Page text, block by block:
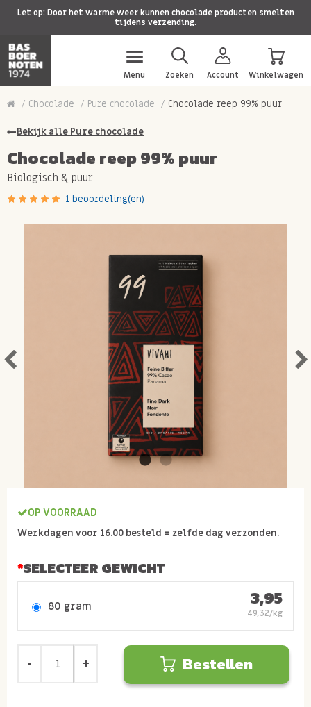
Let op: Door het warme weer kunnen chocolade producten smelten
tijdens verzending.
Menu Zoeken Account Winkelwagen
Chocolade Pure chocolade Chocolade reep 99% puur
Bekijk alle Pure chocolade
Chocolade reep 99% puur
Biologisch & puur
1 beoordeling(en)
OP VOORRAAD
Werkdagen voor 16.00 besteld = zelfde dag verzonden.
SELECTEER GEWICHT
80 gram 3,95
49,32/kg
Bestellen